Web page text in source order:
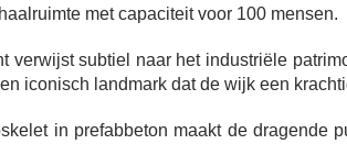
met capaciteit voor 100 mensen.
verwijst subtiel naar het industriële
iconisch landmark dat de wijk een
in prefabbeton maakt de dragende